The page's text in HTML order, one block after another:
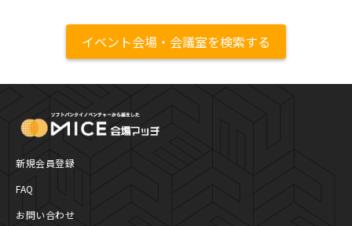
イベント会場・会議室を検索する
新規会員登録
FAQ
お問い合わせ